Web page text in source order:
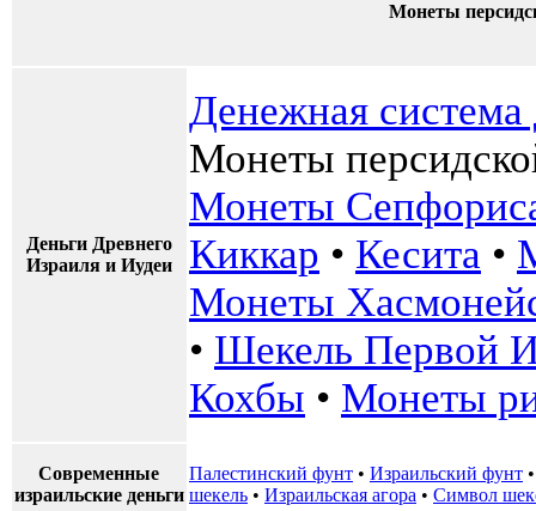
Монеты
Деньги Древнего
Израиля и Иудеи
Денежная
Монеты
Монеты
Киккар • Кесита •
Монеты
• Шекель Первой
Кохбы • Монеты
Современные
израильские деньги
Палестинский фунт • Израильский фунт
шекель • Израильская агора • Символ